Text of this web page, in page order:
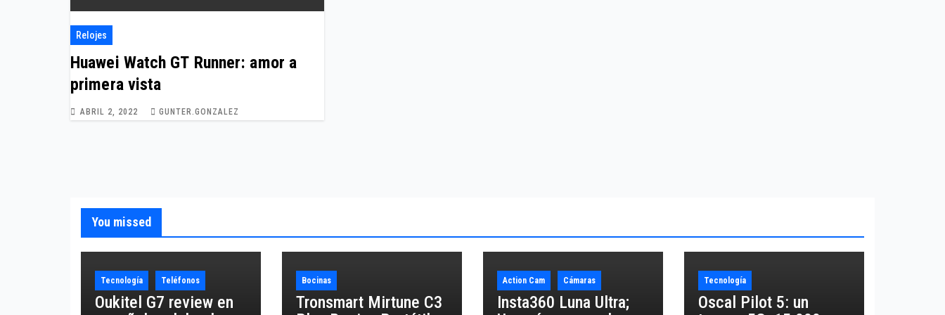
Relojes
Huawei Watch GT Runner: amor a
primera vista
ABRIL 2, 2022 GUNTER.GONZALEZ
You missed
Tecnología Teléfonos
Oukitel G7 review en
Bocinas
Tronsmart Mirtune C3
Action Cam Cámaras
Insta360 Luna Ultra;
Tecnología
Oscal Pilot 5: un